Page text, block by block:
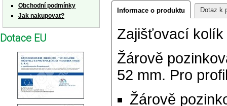
Informace o produktu Dotaz k
Zajišťovací kolík
Žárově
52 mm. Pro
Žárově
Obchodní podmínky
Jak nakupovat?
Dotace EU